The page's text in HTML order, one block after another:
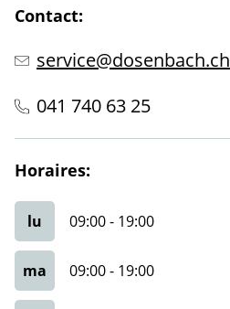
Contact:
service@dosenbach.ch
041 740 63 25
Horaires:
lu 09:00- 19:00
ma 09:00- 19:00